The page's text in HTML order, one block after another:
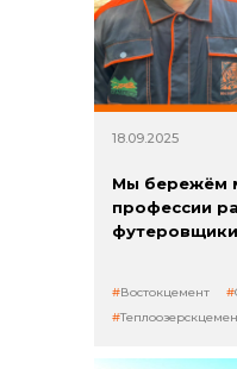
18.09.2025
Мы бережём
профессии
Востокцемент